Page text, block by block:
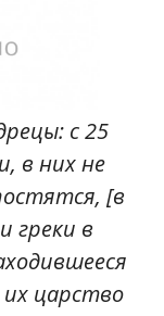
с 25
в них не
[в
греки в
царство